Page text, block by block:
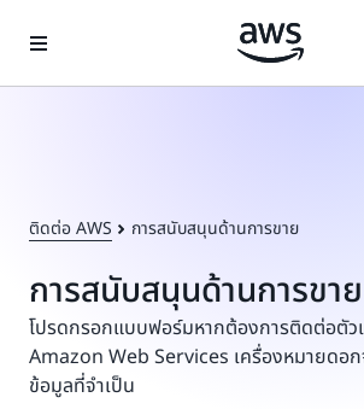
ติดต่อ AWS การสนับสนุนด้านการขาย
การสนับสนุนด้านการขาย
โปรดกรอกแบบฟอร์มหากต้องการติดต่อตั
Amazon Web Services เครื่องหมายดอ
ข้อมูลที่จำเป็น